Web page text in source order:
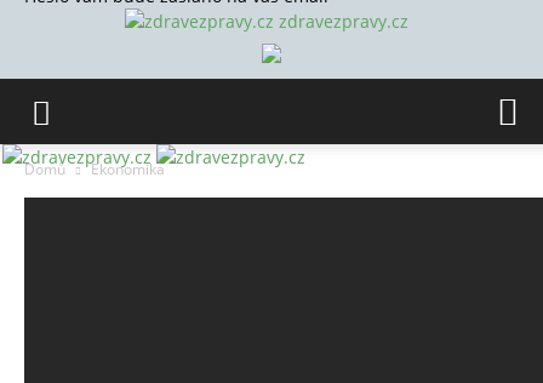
zdravezpravy.cz
Domů Ekonomika